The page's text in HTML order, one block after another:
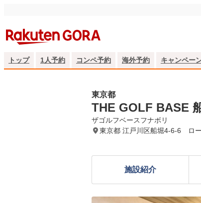
トップ 1人予約 コンペ予約 海外予約 キャンペー
東京都
THE GOLF BASE
ザゴルフベースフナボリ
東京都 江戸川区船堀4-6-6 ロ
施設紹介